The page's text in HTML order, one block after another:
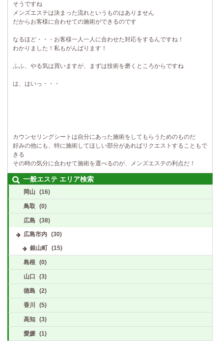
そうですね
メンズエステは決まった流れというものはありません
だからお客様に合わせての施術ができるのです
なるほど・・・お客様一人一人に合わせた対応をするんですね！
わかりました！私もがんばります！
ふふ、やる気は買いますが、まずは技術を磨くところからですね
は、はいっ・・・
カウンセリングシートは自分にあった施術をしてもらうためのものだ
好みの他にも、特に施術してほしい部分があればリクエストすることもで
きる
その時の気分に合わせて施術を選べるのが、メンズエステの利点だ！
一般エステ エリア検索
岡山 (16)
鳥取 (0)
広島 (38)
広島市内 (30)
銀山町
(15)
島根 (0)
山口 (3)
徳島 (2)
香川 (5)
高知 (3)
愛媛 (1)